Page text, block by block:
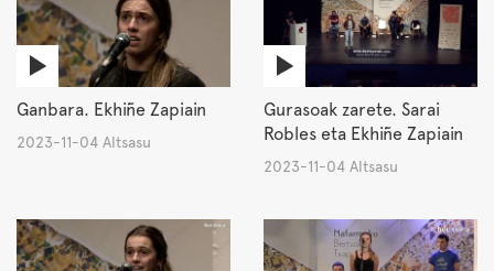
Ganbara. Ekhiñe Zapiain
2023-11-04 Altsasu
Gurasoak zarete. Sarai
Robles eta Ekhiñe Zapiain
2023-11-04 Altsasu